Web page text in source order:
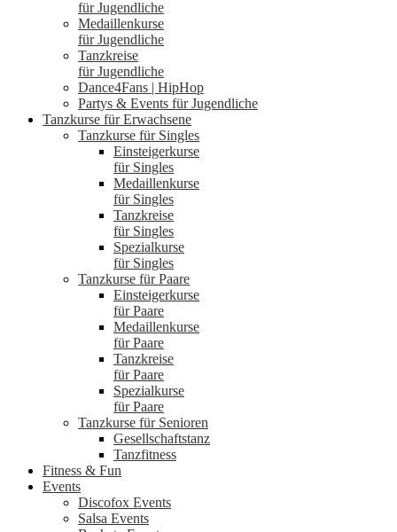
für Jugendliche
Medaillenkurse
für Jugendliche
Tanzkreise
für Jugendliche
Dance4Fans | HipHop
Partys & Events für Jugendliche
Tanzkurse für Erwachsene
Tanzkurse für Singles
Einsteigerkurse
für Singles
Medaillenkurse
für Singles
Tanzkreise
für Singles
Spezialkurse
für Singles
Tanzkurse für Paare
Einsteigerkurse
für Paare
Medaillenkurse
für Paare
Tanzkreise
für Paare
Spezialkurse
für Paare
Tanzkurse für Senioren
Gesellschaftstanz
Tanzfitness
Fitness & Fun
Events
Discofox Events
Salsa Events